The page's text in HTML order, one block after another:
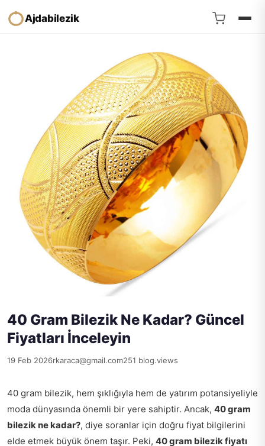
Ajdabilezik
40 Gram Bilezik Ne Kadar? Güncel
Fiyatları İnceleyin
19 Feb 2026rkaraca@gmail.com251 blog.views
40 gram bilezik, hem şıklığıyla hem de yatırım potansiyeliyle
moda dünyasında önemli bir yere sahiptir. Ancak, 40 gram
bilezik ne kadar?, diye soranlar için doğru fiyat bilgilerini
elde etmek büyük önem taşır. Peki, 40 gram bilezik fiyatı